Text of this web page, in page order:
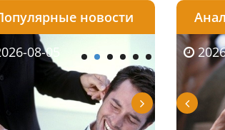
новости
08-05 2026-
2026-08-04
2026-07-23